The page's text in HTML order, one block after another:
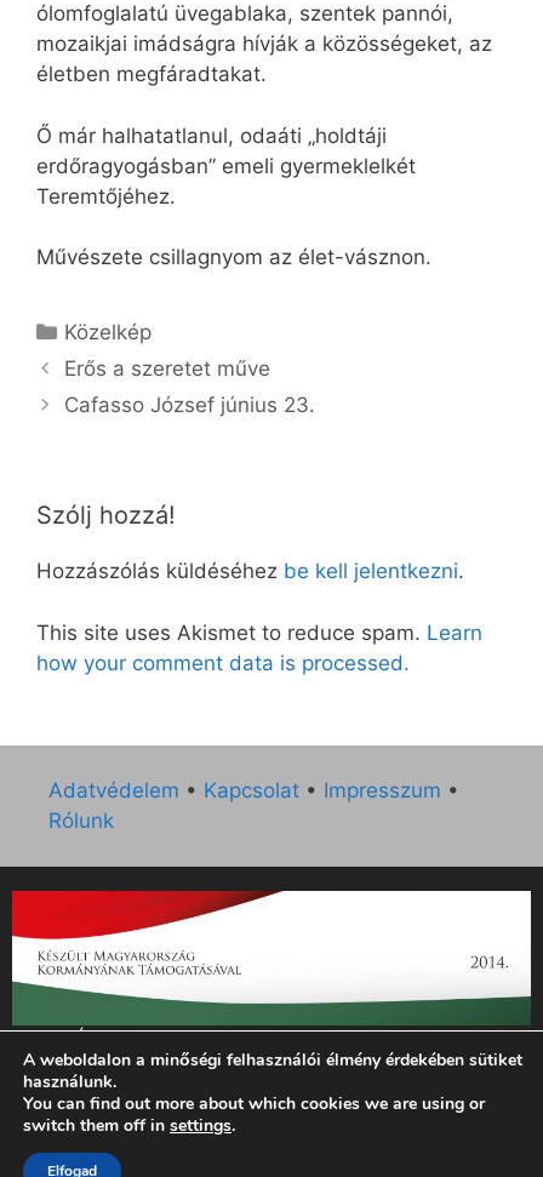
ólomfoglalatú üvegablaka, szentek pannói,
mozaikjai imádságra hívják a közösségeket, az
életben megfáradtakat.
Ő már halhatatlanul, odaáti „holdtáji
erdőragyogásban” emeli gyermeklelkét
Teremtőjéhez.
Művészete csillagnyom az élet-vásznon.
Kategória
Közelkép
Erős a szeretet műve
Cafasso József június 23.
Szólj hozzá!
Hozzászólás küldéséhez be kell jelentkezni.
This site uses Akismet to reduce spam. Learn
how your comment data is processed.
Adatvédelem • Kapcsolat • Impresszum •
Rólunk
„Az Új Ember katolikus hetilap 2014. évi működésének
támogatását az EGYH-KCP-14-P-0121 sz. támogatási
szerződés keretében 3 000 000 Ft összegben támogatta az
Emberi Erőforrások Minisztériuma.”
© 2026 Magyar Kurír - Új Ember
A weboldalon a minőségi felhasználói élmény érdekében sütiket
használunk.
You can find out more about which cookies we are using or
switch them off in settings.
Elfogad